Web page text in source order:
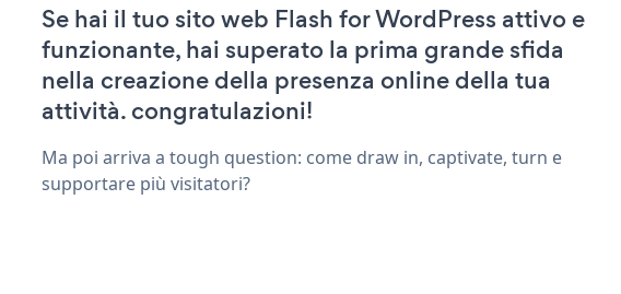
Se hai il tuo sito web Flash for WordPress attivo e
funzionante, hai superato la prima grande sfida
nella creazione della presenza online della tua
attività. congratulazioni!
Ma poi arriva a tough question: come draw in, captivate, turn e
supportare più visitatori?